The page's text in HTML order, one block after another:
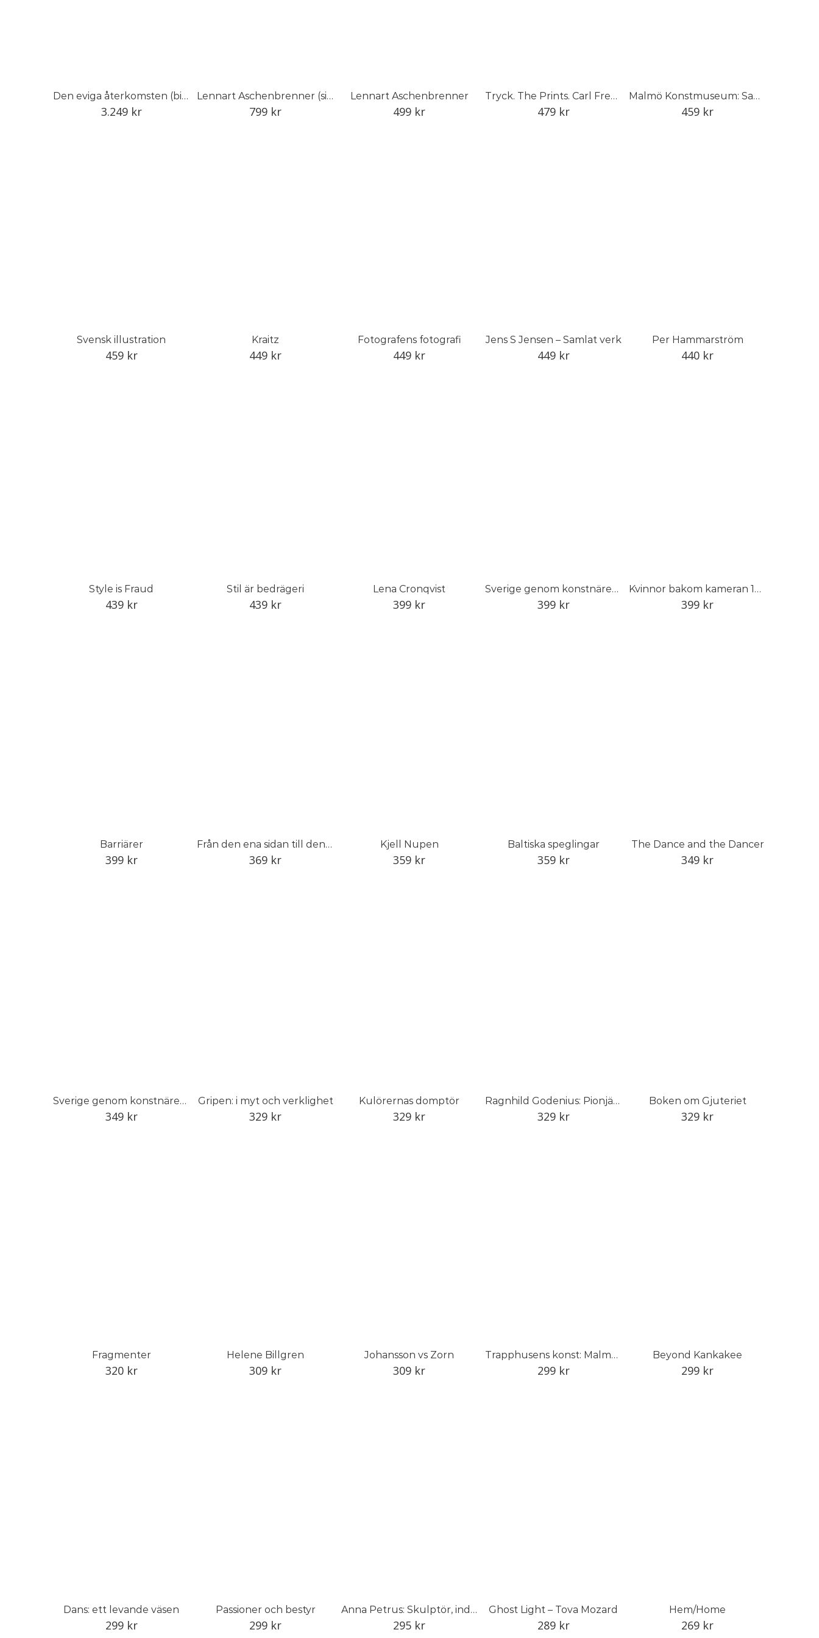
Den eviga återkomsten (bibliofil)
3.249 kr
Lennart Aschenbrenner (signerade ex)
799 kr
Lennart Aschenbrenner
499 kr
Tryck. The Prints. Carl Fredrik Reuterswärd
479 kr
Malmö Konstmuseum: Samlingen/The Collection
459 kr
Svensk illustration
459 kr
Kraitz
449 kr
Fotografens fotografi
449 kr
Jens S Jensen – Samlat verk
449 kr
Per Hammarström
440 kr
Style is Fraud
439 kr
Stil är bedrägeri
439 kr
Lena Cronqvist
399 kr
Sverige genom konstnärens öga
399 kr
Kvinnor bakom kameran 1848–1968
399 kr
Barriärer
399 kr
Från den ena sidan till den andra
369 kr
Kjell Nupen
359 kr
Baltiska speglingar
359 kr
The Dance and the Dancer
349 kr
Sverige genom konstnärens öga
349 kr
Gripen: i myt och verklighet
329 kr
Kulörernas domptör
329 kr
Ragnhild Godenius: Pionjär inom svensk studiokeramik
329 kr
Boken om Gjuteriet
329 kr
Fragmenter
320 kr
Helene Billgren
309 kr
Johansson vs Zorn
309 kr
Trapphusens konst: Malmö 1930–1940
299 kr
Beyond Kankakee
299 kr
Dans: ett levande väsen
299 kr
Passioner och bestyr
299 kr
Anna Petrus: Skulptör, industrikonstnär och pionjär
295 kr
Ghost Light – Tova Mozard
289 kr
Hem/Home
269 kr